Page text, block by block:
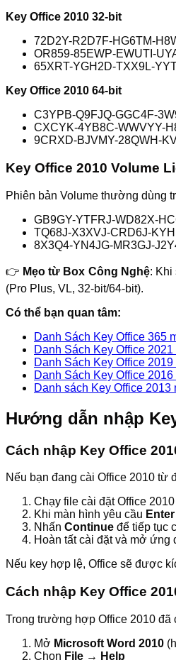
Key Office 2010 32-bit
72D2Y-R2D7F-HG6TM-
OR859-85EWP-EWUTI-
65XRT-YGH2D-TXX9L-
Key Office 2010 64-bit
C3YPB-Q9FJQ-GGC4F-
CXCYK-4YB8C-WWVYY-
9CRXD-BJVMY-28QWH-
Key Office 2010 Volume
Phiên bản Volume thường dùng
GB9GY-YTFRJ-WD82X-
TQ68J-X3XVJ-CRD6J-
8X3Q4-YN4JG-MR3GJ-
👉 Mẹo từ Box Công Nghệ: Khi
(Pro Plus, VL, 32-bit/64-bit).
Có thể bạn quan tâm:
Danh Sách Key Office 365
Danh Sách Key Office
Danh Sách Key Office
Danh Sách Key Office
Danh sách Key Office 2013
Hướng dẫn nhập
Cách nhập Key Office
Nếu bạn đang cài Office 2010 từ
Chạy file cài đặt Office 2010
Khi màn hình yêu cầu
Nhấn Continue để tiếp tục
Hoàn tất cài đặt và mở
Nếu key hợp lệ, Office sẽ được
Cách nhập Key Office
Trong trường hợp Office 2010
Mở Microsoft Word 2010
Chọn File → Help